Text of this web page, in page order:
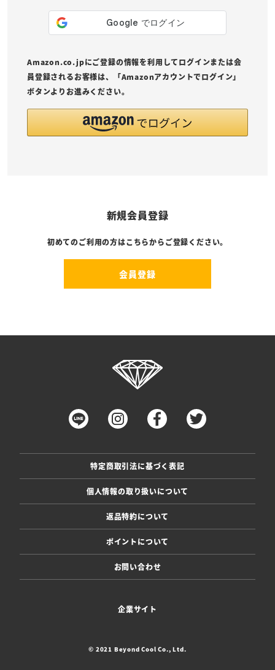
Amazon.co.jpにご登録の情報を利用してログインまたは会
員登録されるお客様は、「Amazonアカウントでログイン」
ボタンよりお進みください。
新規会員登録
初めてのご利用の方はこちらからご登録ください。
会員登録
特定商取引法に基づく表記
個人情報の取り扱いについて
返品特約について
ポイントについて
お問い合わせ
企業サイト
© 2021 Beyond Cool Co., Ltd.